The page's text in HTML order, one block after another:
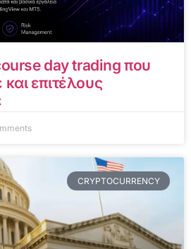
day trading που
επιτέλους
CRYPTOCURRENCY